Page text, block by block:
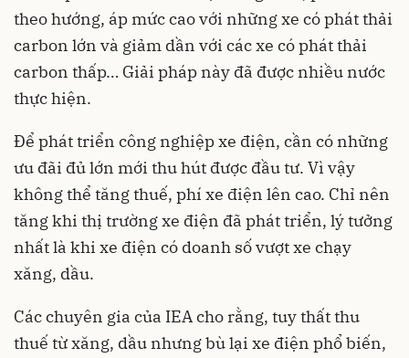
theo hướng, áp mức cao với những xe có phát thải
carbon lớn và giảm dần với các xe có phát thải
carbon thấp… Giải pháp này đã được nhiều nước
thực hiện.
Để phát triển công nghiệp xe điện, cần có những
ưu đãi đủ lớn mới thu hút được đầu tư. Vì vậy
không thể tăng thuế, phí xe điện lên cao. Chỉ nên
tăng khi thị trường xe điện đã phát triển, lý tưởng
nhất là khi xe điện có doanh số vượt xe chạy
xăng, dầu.
Các chuyên gia của IEA cho rằng, tuy thất thu
thuế từ xăng, dầu nhưng bù lại xe điện phổ biến,